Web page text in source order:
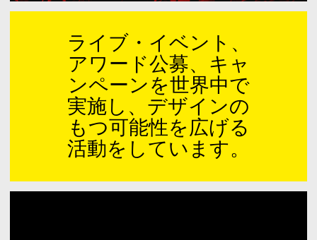
ライブ・イベント、
アワード公募、キャ
ンペーンを世界中で
実施し、デザインの
もつ可能性を広げる
活動をしています。